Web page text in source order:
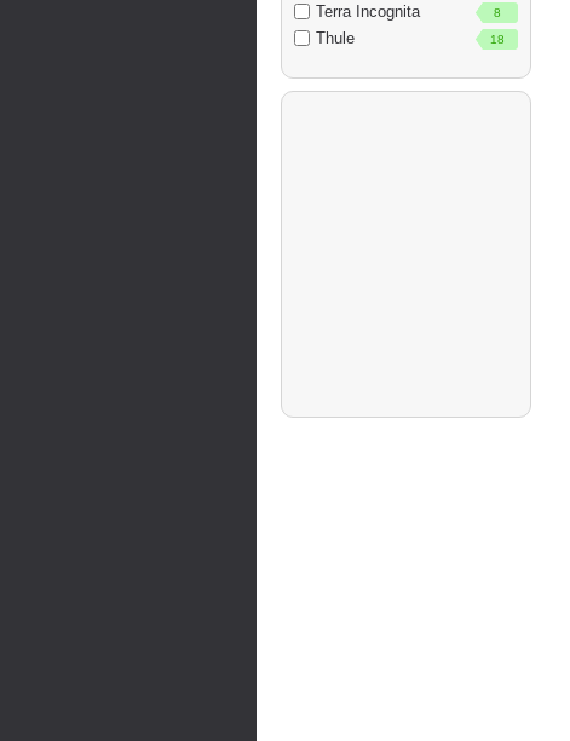
Terra Incognita 8
Thule 18